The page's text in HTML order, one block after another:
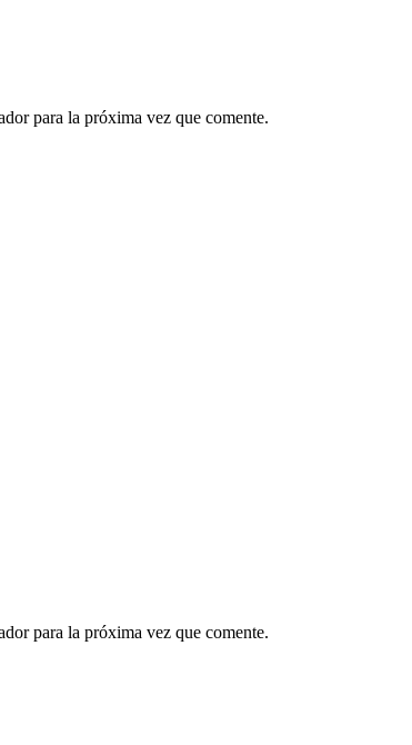
para la próxima vez que comente.
para la próxima vez que comente.